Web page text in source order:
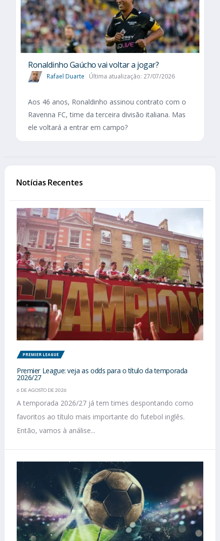
Ronaldinho Gaúcho vai voltar a jogar?
Rafael Duarte Última atualização: 27/07/2026
Aos 46 anos, Ronaldinho assinou contrato com o
Ravenna FC, time da terceira divisão italiana. Mas
ele voltará a entrar em campo?
Notícias Recentes
PREMIER LEAGUE
Premier League: veja as odds para o título da temporada
2026/27
6 DE AGOSTO DE 2026
A temporada 2026/27 já tem times despontando como
favoritos ao título mais importante do futebol inglês.
Então, vamos à análise...